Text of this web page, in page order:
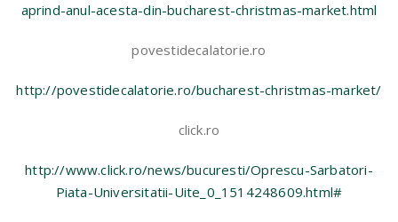
aprind-anul-acesta-din-bucharest-christmas-market.html
povestidecalatorie.ro
http://povestidecalatorie.ro/bucharest-christmas-market/
click.ro
http://www.click.ro/news/bucuresti/Oprescu-Sarbatori-
Piata-Universitatii-Uite_0_1514248609.html#